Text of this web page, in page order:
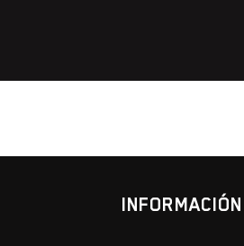
INFORMACIÓN